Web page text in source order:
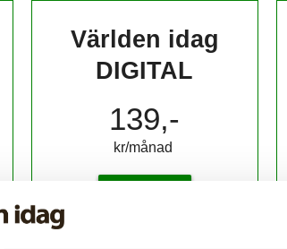
Världen idag
DIGITAL
139,-
kr/månad ​​​​​​